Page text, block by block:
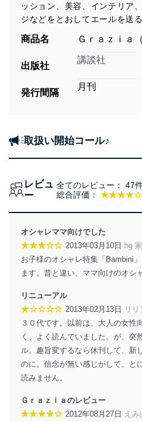
ッション、美容、インテリア
ジなどをとおしてエールを送る
商品名 Ｇｒａｚｉａ
出版社
講談社
発行間隔
月刊
取扱い開始コール♪
レビュ
ー
総合評価： ★★★★☆
全てのレビュー： 47
オシャレママ向けでした
★★★☆☆ 2013年03月10日 hg
お子様のオシャレ特集「Bambini
ます。昔と違い、ママ向けのオシ
リニューアル
★☆☆☆☆ 2013年02月13日
リ
３０代です。以前は、大人の女性
く、よく読んでいました。が、突
ル。趣旨変するなら休刊して、新
のに。信念が無い感じがして、と
読みません。
Ｇｒａｚｉａのレビュー
★★★★☆ 2012年08月27日 えみ